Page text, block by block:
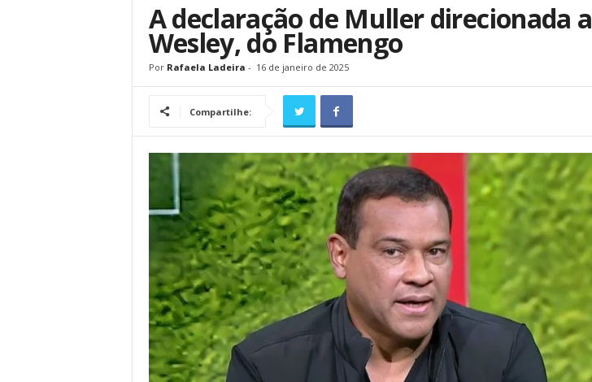
A declaração de Muller direcionada a
Wesley, do Flamengo
Por Rafaela Ladeira - 16 de janeiro de 2025
Compartilhe: